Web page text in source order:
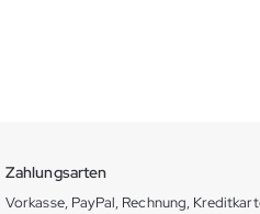
Zahlungsarten
Vorkasse, PayPal, Rechnung,